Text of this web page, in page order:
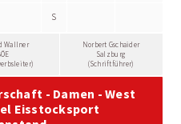
S
Wallner
Norbert Gschaider
Salzburg
(Schriftführer)
- Damen - West
Eisstocksport